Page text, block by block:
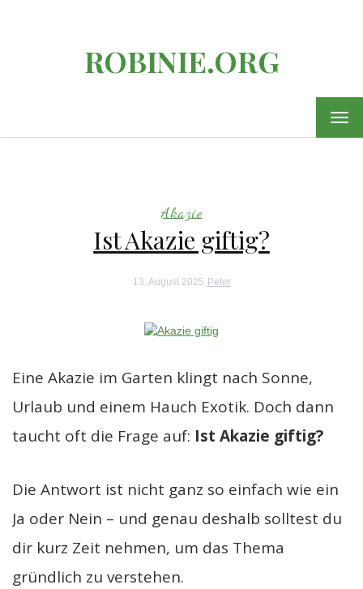
ROBINIE.ORG
Akazie
Ist Akazie giftig?
13. August 2025 Peter
Eine Akazie im Garten klingt nach Sonne,
Urlaub und einem Hauch Exotik. Doch dann
taucht oft die Frage auf: Ist Akazie giftig?
Die Antwort ist nicht ganz so einfach wie ein
Ja oder Nein – und genau deshalb solltest du
dir kurz Zeit nehmen, um das Thema
gründlich zu verstehen.